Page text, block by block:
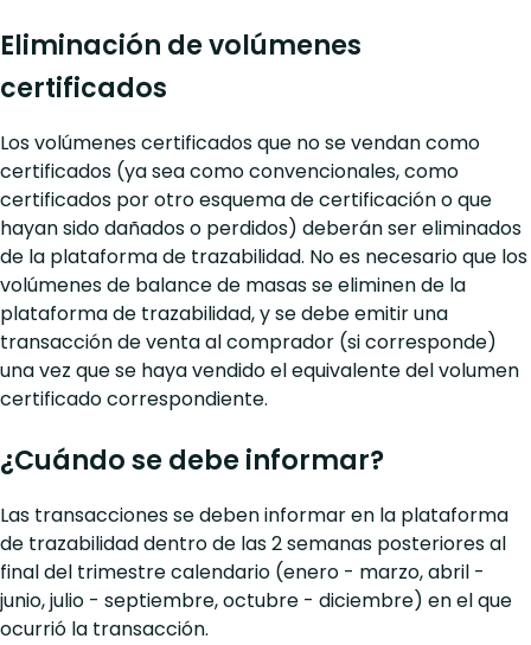
Eliminación de volúmenes
certificados
Los volúmenes certificados que no se vendan como
certificados (ya sea como convencionales, como
certificados por otro esquema de certificación o que
hayan sido dañados o perdidos) deberán ser eliminados
de la plataforma de trazabilidad. No es necesario que los
volúmenes de balance de masas se eliminen de la
plataforma de trazabilidad, y se debe emitir una
transacción de venta al comprador (si corresponde)
una vez que se haya vendido el equivalente del volumen
certificado correspondiente.
¿Cuándo se debe informar?
Las transacciones se deben informar en la plataforma
de trazabilidad dentro de las 2 semanas posteriores al
final del trimestre calendario (enero - marzo, abril -
junio, julio - septiembre, octubre - diciembre) en el que
ocurrió la transacción.